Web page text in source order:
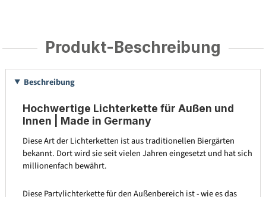
Produkt-Beschreibung
Beschreibung
Hochwertige Lichterkette für Außen und
Innen | Made in Germany
Diese Art der Lichterketten ist aus traditionellen Biergärten
bekannt. Dort wird sie seit vielen Jahren eingesetzt und hat sich
millionenfach bewährt.
Diese Partylichterkette für den Außenbereich ist - wie es das